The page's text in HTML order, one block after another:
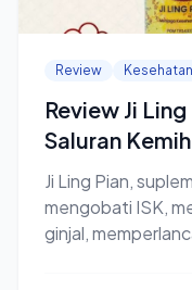
Review
Review Ji
Saluran Kemih
Ji Ling Pian,
mengobati ISK,
ginjal,